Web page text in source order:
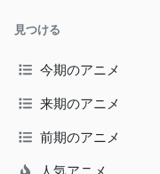
見つける
今期のアニメ
来期のアニメ
前期のアニメ
人気アニメ